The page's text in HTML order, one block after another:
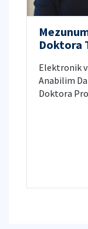
Doktora
Elektronik
Anabilim
Doktora